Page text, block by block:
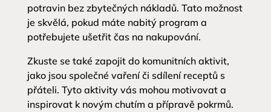
potravin bez zbytečných nákladů. Tato možnost
je skvělá, pokud máte nabitý program a
potřebujete ušetřit čas na nakupování.
Zkuste se také zapojit do komunitních aktivit,
jako jsou společné vaření či sdílení receptů s
přáteli. Tyto aktivity vás mohou motivovat a
inspirovat k novým chutím a přípravě pokrmů.